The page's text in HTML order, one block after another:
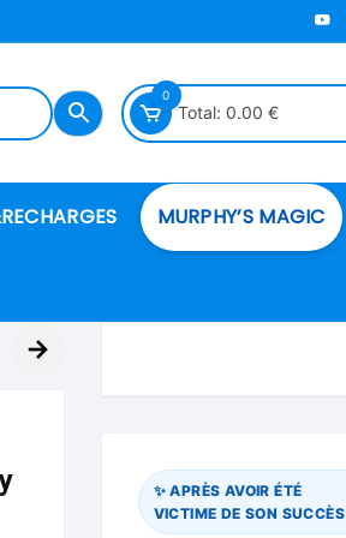
0
Total: 0.00 €
MURPHY’S MAGIC
→
✨ APRÈS AVOIR ÉTÉ
VICTIME DE SON SUCCÈS